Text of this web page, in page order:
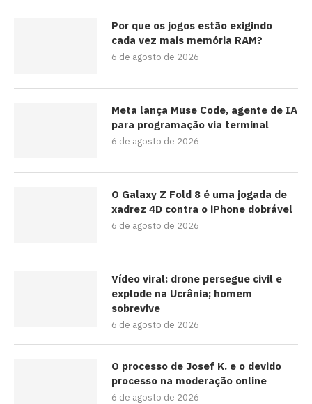
Por que os jogos estão exigindo
cada vez mais memória RAM?
6 de agosto de 2026
Meta lança Muse Code, agente de IA
para programação via terminal
6 de agosto de 2026
O Galaxy Z Fold 8 é uma jogada de
xadrez 4D contra o iPhone dobrável
6 de agosto de 2026
Vídeo viral: drone persegue civil e
explode na Ucrânia; homem
sobrevive
6 de agosto de 2026
O processo de Josef K. e o devido
processo na moderação online
6 de agosto de 2026